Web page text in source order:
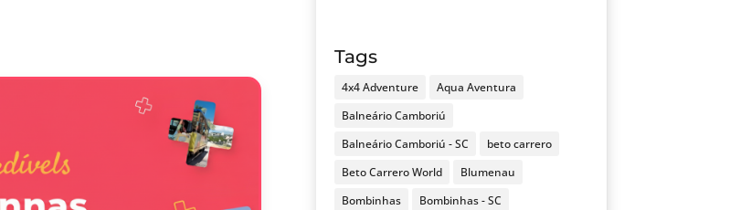
Tags
4x4 Adventure
Aqua Aventura
Balneário Camboriú
Balneário Camboriú - SC
beto carrero
Beto Carrero World
Blumenau
Bombinhas
Bombinhas - SC